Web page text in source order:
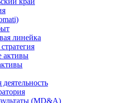
линейка
активы
(MD&A)